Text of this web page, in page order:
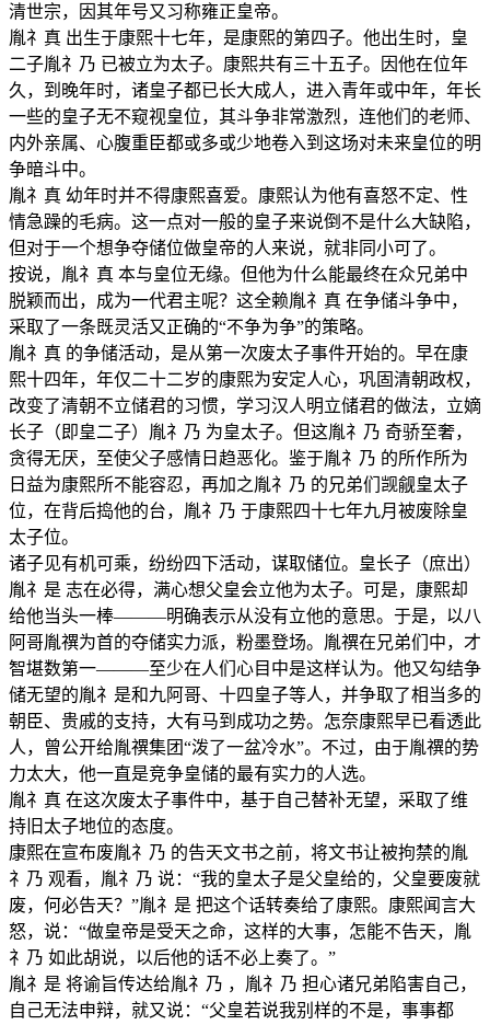
清世宗，因其年号又习称雍正皇帝。
胤礻真 出生于康熙十七年，是康熙的第四子。他出生时，皇
二子胤礻乃 已被立为太子。康熙共有三十五子。因他在位年
久，到晚年时，诸皇子都已长大成人，进入青年或中年，年长
一些的皇子无不窥视皇位，其斗争非常激烈，连他们的老师、
内外亲属、心腹重臣都或多或少地卷入到这场对未来皇位的明
争暗斗中。
胤礻真 幼年时并不得康熙喜爱。康熙认为他有喜怒不定、性
情急躁的毛病。这一点对一般的皇子来说倒不是什么大缺陷，
但对于一个想争夺储位做皇帝的人来说，就非同小可了。
按说，胤礻真 本与皇位无缘。但他为什么能最终在众兄弟中
脱颖而出，成为一代君主呢？这全赖胤礻真 在争储斗争中，
采取了一条既灵活又正确的“不争为争”的策略。
胤礻真 的争储活动，是从第一次废太子事件开始的。早在康
熙十四年，年仅二十二岁的康熙为安定人心，巩固清朝政权，
改变了清朝不立储君的习惯，学习汉人明立储君的做法，立嫡
长子（即皇二子）胤礻乃 为皇太子。但这胤礻乃 奇骄至奢，
贪得无厌，至使父子感情日趋恶化。鉴于胤礻乃 的所作所为
日益为康熙所不能容忍，再加之胤礻乃 的兄弟们觊觎皇太子
位，在背后捣他的台，胤礻乃 于康熙四十七年九月被废除皇
太子位。
诸子见有机可乘，纷纷四下活动，谋取储位。皇长子（庶出）
胤礻是 志在必得，满心想父皇会立他为太子。可是，康熙却
给他当头一棒———明确表示从没有立他的意思。于是，以八
阿哥胤禩为首的夺储实力派，粉墨登场。胤禩在兄弟们中，才
智堪数第一———至少在人们心目中是这样认为。他又勾结争
储无望的胤礻是和九阿哥、十四皇子等人，并争取了相当多的
朝臣、贵戚的支持，大有马到成功之势。怎奈康熙早已看透此
人，曾公开给胤禩集团“泼了一盆冷水”。不过，由于胤禩的势
力太大，他一直是竞争皇储的最有实力的人选。
胤礻真 在这次废太子事件中，基于自己替补无望，采取了维
持旧太子地位的态度。
康熙在宣布废胤礻乃 的告天文书之前，将文书让被拘禁的胤
礻乃 观看，胤礻乃 说：“我的皇太子是父皇给的，父皇要废就
废，何必告天？”胤礻是 把这个话转奏给了康熙。康熙闻言大
怒，说：“做皇帝是受天之命，这样的大事，怎能不告天，胤
礻乃 如此胡说，以后他的话不必上奏了。”
胤礻是 将谕旨传达给胤礻乃 ，胤礻乃 担心诸兄弟陷害自己，
自己无法申辩，就又说：“父皇若说我别样的不是，事事都